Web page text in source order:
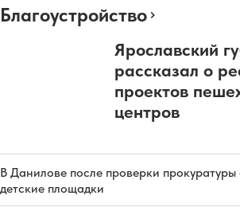
Благоустройство
Ярославский
рассказал о
проектов
центров
В Данилове после проверки
детские площадки